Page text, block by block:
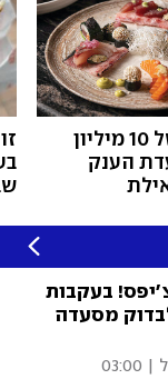
השקעה של 10 מיליון
הענק
בעקבות
מסעדה